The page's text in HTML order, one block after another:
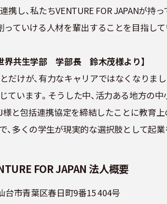
携し、私たちVENTURE FOR JAPANが持
っていける人材を輩出することを目指して
界共生学部 学部長 鈴木茂様より】
だけが、有力なキャリアではなくなりま
ています。そうした中、活力ある地方の
様と包括連携協定を締結したことに教育
、多くの学生が現実的な選択肢として起
FOR JAPAN 法人概要
市青葉区春日町9番15 404号